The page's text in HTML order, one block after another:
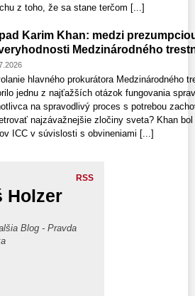
z toho, že sa stane terčom [...]
Karim Khan: medzi
Medzinárodného
hlavného prokurátora Medzinárodného
jednu z najťažších otázok fungovania
na spravodlivý proces s potrebou
najzávažnejšie zločiny sveta? Khan
ICC v súvislosti s obvineniami [...]
RSS
Holzer
Blog - Pravda